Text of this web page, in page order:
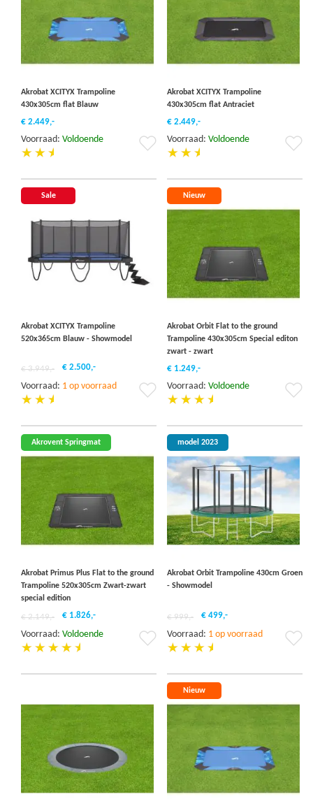
Akrobat XCITYX Trampoline
430x305cm flat Blauw
€ 2.449,-
Voorraad: Voldoende
Voeg
verlanglijst
Akrobat XCITYX Trampoline
430x305cm flat Antraciet
€ 2.449,-
Voorraad: Voldoende
Sale
Akrobat XCITYX Trampoline
520x365cm Blauw - Showmodel
€ 3.949,- € 2.500,-
Voorraad: 1 op voorraad
Voeg
verlanglijst
Nieuw
Akrobat Orbit Flat to the ground
Trampoline 430x305cm Special editon
zwart - zwart
€ 1.249,-
Voorraad: Voldoende
Akrovent Springmat
Akrobat Primus Plus Flat to the ground
Trampoline 520x305cm Zwart-zwart
special edition
€ 2.149,- € 1.826,-
Voorraad: Voldoende
Voeg
verlanglijst
model 2023
Akrobat Orbit Trampoline 430cm Groen
- Showmodel
€ 999,- € 499,-
Voorraad: 1 op voorraad
Nieuw